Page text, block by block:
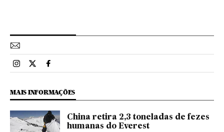
Esportes El País Brasil en Instagram
Esportes El País Brasil en Twitter
Esportes El País Brasil en Facebook
MAIS INFORMAÇÕES
China retira 2,3 toneladas de fezes
humanas do Everest